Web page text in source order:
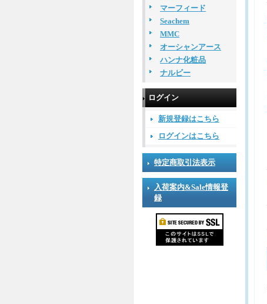
マーフィード
Seachem
MMC
オーシャンアース
ハンナ化粧品
ナルビー
ログイン
新規登録はこちら
ログインはこちら
特定商取引法表示
入荷案内&Sale情報登
録